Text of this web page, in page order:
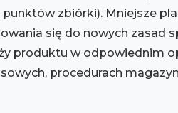
zbiórki). Mniejsze
się do nowych zasad
produktu w odpowiednim
procedurach